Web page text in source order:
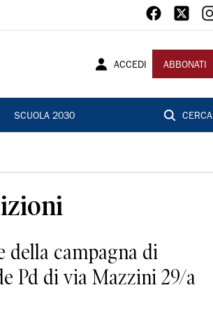
ACCEDI ABBONATI
SCUOLA 2030 CERCA
della campagna di
Pd di via Mazzini 29/a